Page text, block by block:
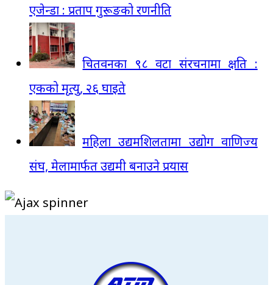
एजेन्डा : प्रताप गुरूङको रणनीति
चितवनका ९८ वटा संरचनामा क्षति :
एकको मृत्यु, २६ घाइते
महिला उद्यमशिलतामा उद्योग वाणिज्य
संघ, मेलामार्फत उद्यमी बनाउने प्रयास